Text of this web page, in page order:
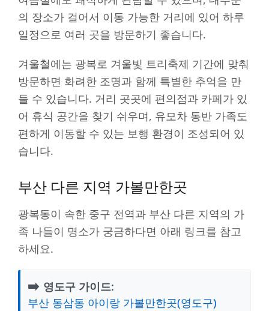
의 장소가 걸어서 이동 가능한 거리에 있어 하루
일정으로 여러 곳을 방문하기 좋습니다.
겨울철에는 광복로 겨울빛 트리축제 기간에 맞춰
방문하면 화려한 조명과 함께 특별한 추억을 만
들 수 있습니다. 거리 곳곳에 편의점과 카페가 있
어 휴식 공간을 찾기 쉬우며, 유모차 동반 가족도
편하게 이동할 수 있는 보행 환경이 조성되어 있
습니다.
부산 다른 지역 가볼만한곳
광복동이 속한 중구 전역과 부산 다른 지역의 가
족 나들이 명소가 궁금하다면 아래 링크를 참고
하세요.
➡️ 영도구 가이드:
부산 동삼동 아이랑 가볼만한곳(영도구)